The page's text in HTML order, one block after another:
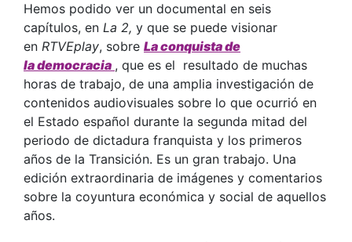
Hemos podido ver un documental en seis
capítulos, en La 2, y que se puede visionar
en RTVEplay, sobre La conquista de
lademocracia , que es el resultado de muchas
horas de trabajo, de una amplia investigación de
contenidos audiovisuales sobre lo que ocurrió en
el Estado español durante la segunda mitad del
periodo de dictadura franquista y los primeros
años de la Transición. Es un gran trabajo. Una
edición extraordinaria de imágenes y comentarios
sobre la coyuntura económica y social de aquellos
años.